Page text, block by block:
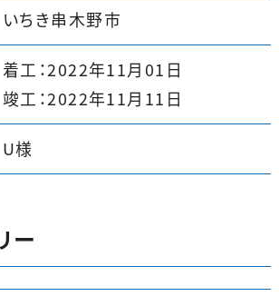
いちき串木野市
着工：2022年11月01日
竣工：2022年11月11日
U様
ー